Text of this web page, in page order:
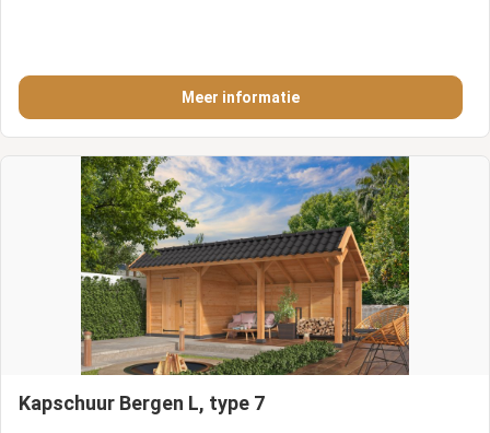
Meer informatie
Kapschuur Bergen L, type 7